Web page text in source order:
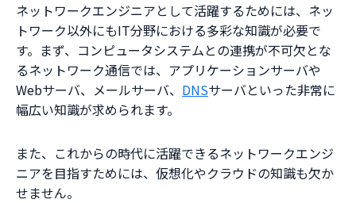
ネットワークエンジニアとして活躍するためには、ネッ
トワーク以外にもIT分野における多彩な知識が必要で
す。まず、コンピュータシステムとの連携が不可欠とな
るネットワーク通信では、アプリケーションサーバや
Webサーバ、メールサーバ、 DNSサーバといった非常に
幅広い知識が求められます。
また、これからの時代に活躍できるネットワークエンジ
ニアを目指すためには、仮想化やクラウドの知識も欠か
せません。